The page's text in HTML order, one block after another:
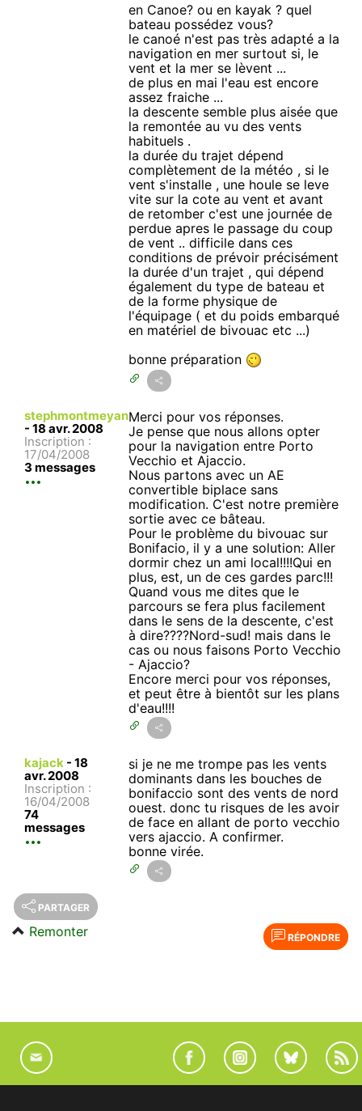
en Canoe? ou en kayak ? quel
bateau possédez vous?
le canoé n'est pas très adapté a la
navigation en mer surtout si, le
vent et la mer se lèvent ...
de plus en mai l'eau est encore
assez fraiche ...
la descente semble plus aisée que
la remontée au vu des vents
habituels .
la durée du trajet dépend
complètement de la météo , si le
vent s'installe , une houle se leve
vite sur la cote au vent et avant
de retomber c'est une journée de
perdue apres le passage du coup
de vent .. difficile dans ces
conditions de prévoir précisément
la durée d'un trajet , qui dépend
également du type de bateau et
de la forme physique de
l'équipage ( et du poids embarqué
en matériel de bivouac etc ...)
bonne préparation
stephmontmeyan
- 18 avr. 2008
Inscription :
17/04/2008
3 messages
Merci pour vos réponses.
Je pense que nous allons opter
pour la navigation entre Porto
Vecchio et Ajaccio.
Nous partons avec un AE
convertible biplace sans
modification. C'est notre première
sortie avec ce bâteau.
Pour le problème du bivouac sur
Bonifacio, il y a une solution: Aller
dormir chez un ami local!!!!Qui en
plus, est, un de ces gardes parc!!!
Quand vous me dites que le
parcours se fera plus facilement
dans le sens de la descente, c'est
à dire????Nord-sud! mais dans le
cas ou nous faisons Porto Vecchio
- Ajaccio?
Encore merci pour vos réponses,
et peut être à bientôt sur les plans
d'eau!!!!
kajack - 18
avr. 2008
Inscription :
16/04/2008
74
messages
si je ne me trompe pas les vents
dominants dans les bouches de
bonifaccio sont des vents de nord
ouest. donc tu risques de les avoir
de face en allant de porto vecchio
vers ajaccio. A confirmer.
bonne virée.
PARTAGER
RÉPONDRE
Remonter